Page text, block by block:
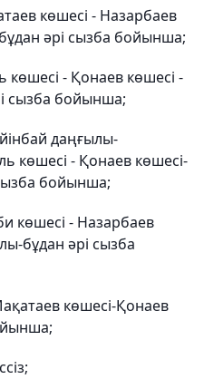
көшесі - Назарбаев
әрі сызба бойынша;
көшесі - Қонаев көшесі -
сызба бойынша;
даңғылы-
көшесі - Қонаев көшесі-
бойынша;
көшесі - Назарбаев
бұдан әрі сызба
көшесі-Қонаев